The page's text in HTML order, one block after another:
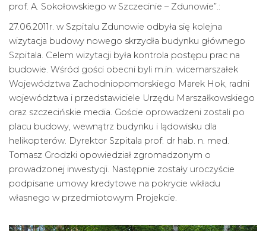
prof. A. Sokołowskiego w Szczecinie – Zdunowie”.:
27.06.2011r. w Szpitalu Zdunowie odbyła się kolejna
wizytacja budowy nowego skrzydła budynku głównego
Szpitala. Celem wizytacji była kontrola postępu prac na
budowie. Wśród gości obecni byli m.in. wicemarszałek
Województwa Zachodniopomorskiego Marek Hok, radni
województwa i przedstawiciele Urzędu Marszałkowskiego
oraz szczecińskie media. Goście oprowadzeni zostali po
placu budowy, wewnątrz budynku i lądowisku dla
helikopterów. Dyrektor Szpitala prof. dr hab. n. med.
Tomasz Grodzki opowiedział zgromadzonym o
prowadzonej inwestycji. Następnie zostały uroczyście
podpisane umowy kredytowe na pokrycie wkładu
własnego w przedmiotowym Projekcie.